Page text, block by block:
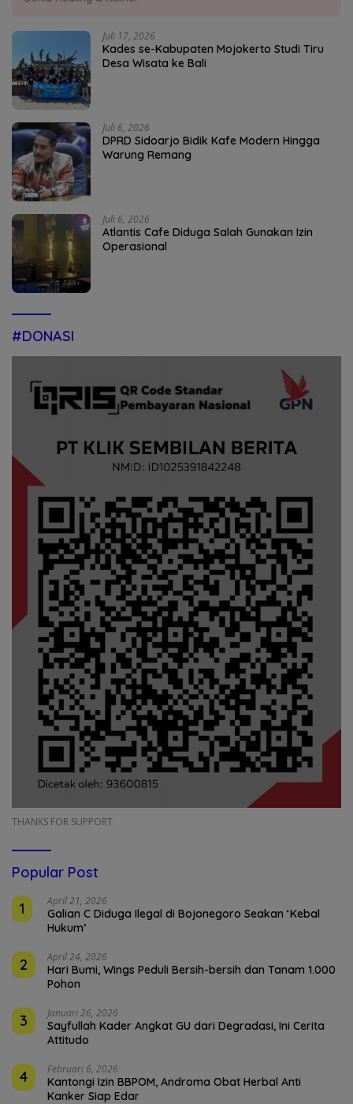
Juli 17, 2026
Kades se-Kabupaten Mojokerto Studi Tiru
Desa Wisata ke Bali
Juli 6, 2026
DPRD Sidoarjo Bidik Kafe Modern Hingga
Warung Remang
Juli 6, 2026
Atlantis Cafe Diduga Salah Gunakan Izin
Operasional
#DONASI
THANKS FOR SUPPORT
Popular Post
1
April 21, 2026
Galian C Diduga Ilegal di Bojonegoro Seakan ‘Kebal
Hukum’
2 April 24, 2026
Hari Bumi, Wings Peduli Bersih-bersih dan Tanam 1.000
Pohon
3 Januari 26, 2026
Sayfullah Kader Angkat GU dari Degradasi, Ini Cerita
Attitudo
4 Februari 6, 2026
Kantongi Izin BBPOM, Androma Obat Herbal Anti
Kanker Siap Edar